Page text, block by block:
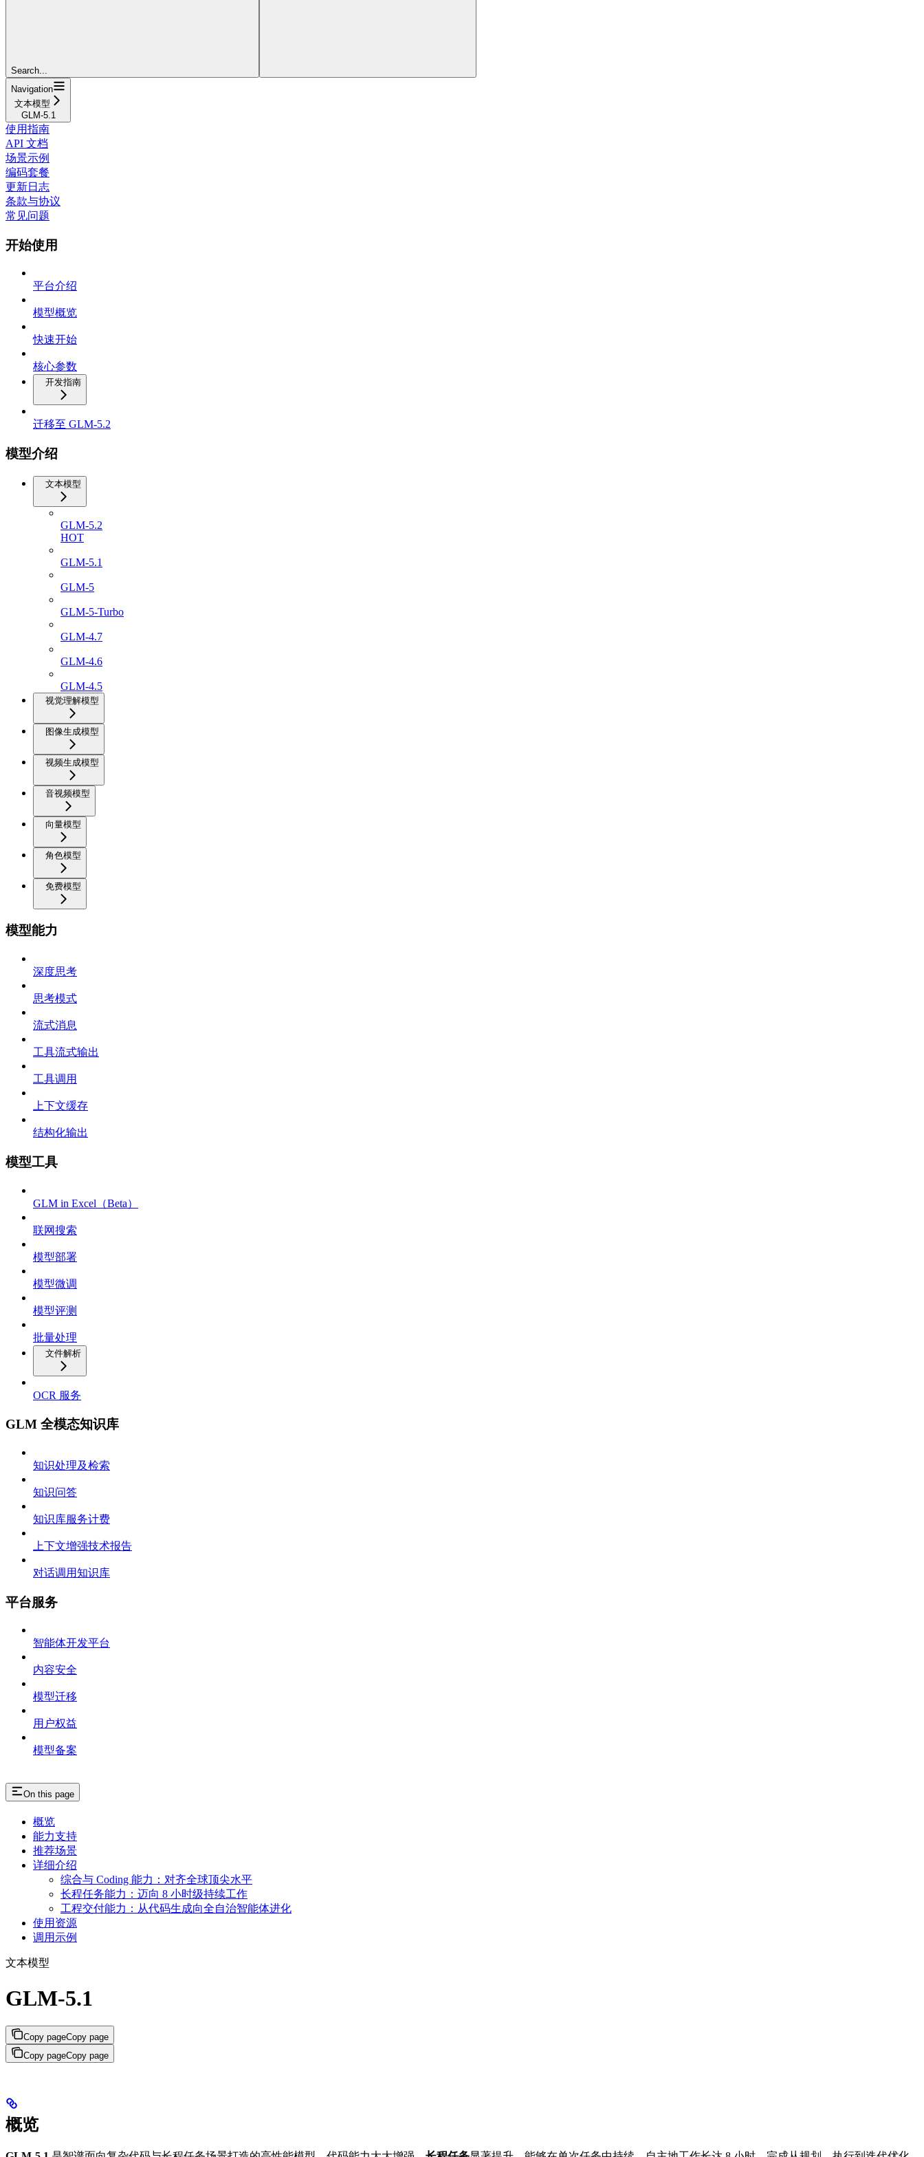
Search...
Navigation
文本模型
GLM-5.1
使用指南
API 文档
场景示例
编码套餐
更新日志
条款与协议
常见问题
开始使用
平台介绍
模型概览
快速开始
核心参数
开发指南
迁移至 GLM-5.2
模型介绍
文本模型
GLM-5.2
HOT
GLM-5.1
GLM-5
GLM-5-Turbo
GLM-4.7
GLM-4.6
GLM-4.5
视觉理解模型
图像生成模型
视频生成模型
音视频模型
向量模型
角色模型
免费模型
模型能力
深度思考
思考模式
流式消息
工具流式输出
工具调用
上下文缓存
结构化输出
模型工具
GLM in Excel（Beta）
联网搜索
模型部署
模型微调
模型评测
批量处理
文件解析
OCR 服务
GLM 全模态知识库
知识处理及检索
知识问答
知识库服务计费
上下文增强技术报告
对话调用知识库
平台服务
智能体开发平台
内容安全
模型迁移
用户权益
模型备案
On this page
概览
能力支持
推荐场景
详细介绍
综合与 Coding 能力：对齐全球顶尖水平
长程任务能力：迈向 8 小时级持续工作
工程交付能力：从代码生成向全自治智能体进化
使用资源
调用示例
文本模型
GLM-5.1
Copy pageCopy page
Copy pageCopy page
概览